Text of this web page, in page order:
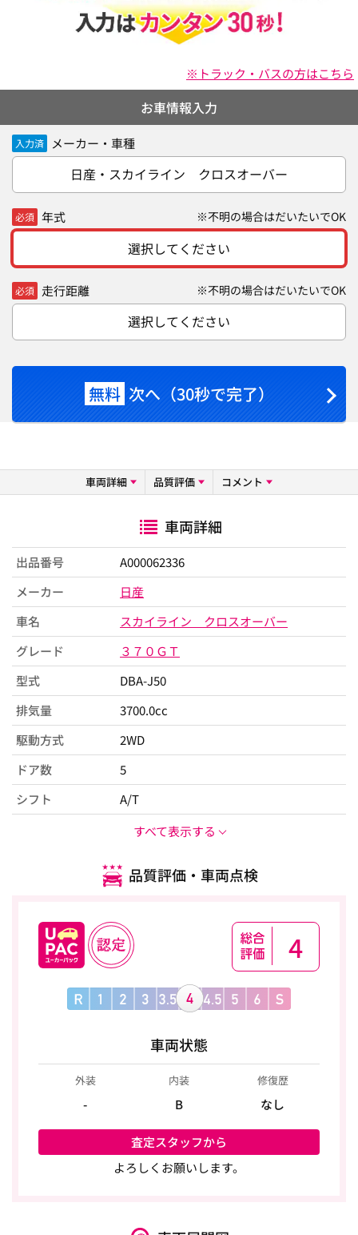
※トラック・バスの方はこちら
お車情報入力
入力済 メーカー・車種
日産・スカイライン クロスオーバー
必須 年式 ※不明の場合はだいたいでOK
選択してください
必須 走行距離 ※不明の場合はだいたいでOK
選択してください
無料 次へ（30秒で完了）
車両詳細 品質評価 コメント
車両詳細
出品番号
A000062336
メーカー
日産
車名
スカイライン クロスオーバー
グレード
３７０ＧＴ
型式
DBA-J50
排気量
3700.0cc
駆動方式
2WD
ドア数
5
シフト
A/T
すべて表示する
品質評価・車両点検
4
車両状態
外装
-
内装
B
修復歴
なし
査定スタッフから
よろしくお願いします。